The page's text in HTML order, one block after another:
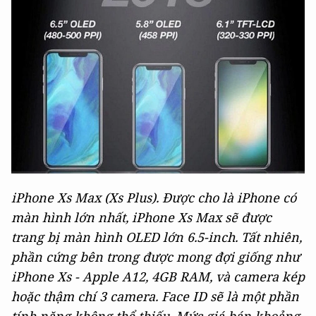
iPhone Xs Max (Xs Plus). Được cho là iPhone có
màn hình lớn nhất, iPhone Xs Max sẽ được
trang bị màn hình OLED lớn 6.5-inch. Tất nhiên,
phần cứng bên trong được mong đợi giống như
iPhone Xs - Apple A12, 4GB RAM, và camera kép
hoặc thậm chí 3 camera. Face ID sẽ là một phần